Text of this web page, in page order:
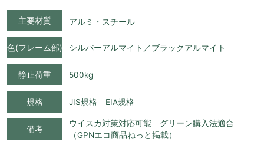
主要材質 アルミ・スチール
色(フレーム部) シルバーアルマイト／ブラックアルマイト
静止荷重 500kg
規格 JIS規格 EIA規格
備考
ウイスカ対策対応可能 グリーン購入法適合
（GPNエコ商品ねっと掲載）